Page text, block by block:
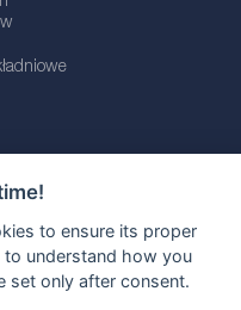
to ensure its proper
understand how you
set only after consent.
Polityka Cookie